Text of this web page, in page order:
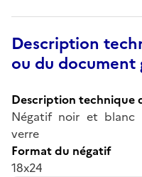
Description
ou du document
Description technique
Négatif noir et blanc
verre
Format du négatif
18x24